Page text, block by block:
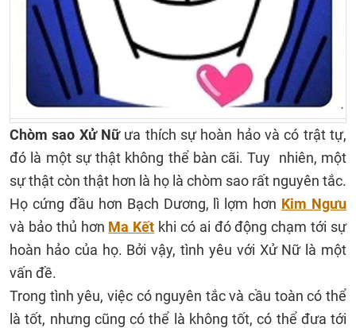
Chòm sao Xử Nữưa thích sự hoàn hảo và có trật tự,
đó là một sự thật không thể bàn cãi. Tuy nhiên, một
sự thật còn thật hơn là họ là chòm sao rất nguyên tắc.
Họ cứng đầu hơn Bạch Dương, lì lợm hơn Kim Ngưu
và bảo thủ hơn Ma Kết khi có ai đó động chạm tới sự
hoàn hảo của họ. Bởi vậy, tình yêu với Xử Nữ là một
vấn đề.
Trong tình yêu, việc có nguyên tắc và cầu toàn có thể
là tốt, nhưng cũng có thể là không tốt, có thể đưa tới